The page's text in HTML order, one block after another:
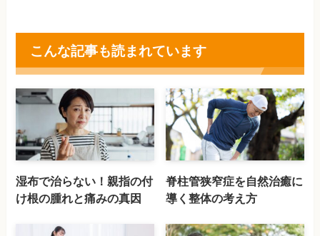
こんな記事も読まれています
湿布で治らない！親指の付
け根の腫れと痛みの真因
脊柱管狭窄症を自然治癒に
導く整体の考え方